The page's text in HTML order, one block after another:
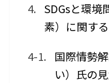
SDGsと環境
素）に関す
国際情勢
い）氏の